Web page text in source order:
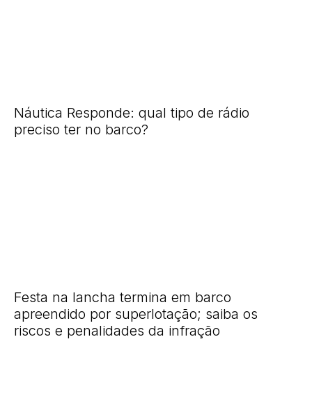
Náutica Responde: qual tipo de rádio
preciso ter no barco?
Festa na lancha termina em barco
apreendido por superlotação; saiba os
riscos e penalidades da infração